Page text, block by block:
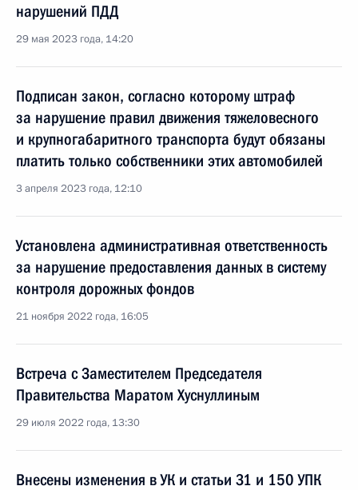
нарушений ПДД
29 мая 2023 года, 14:20
Подписан закон, согласно которому штраф
за нарушение правил движения тяжеловесного
и крупногабаритного транспорта будут обязаны
платить только собственники этих автомобилей
3 апреля 2023 года, 12:10
Установлена административная ответственность
за нарушение предоставления данных в систему
контроля дорожных фондов
21 ноября 2022 года, 16:05
Встреча с Заместителем Председателя
Правительства Маратом Хуснуллиным
29 июля 2022 года, 13:30
Внесены изменения в УК и статьи 31 и 150 УПК